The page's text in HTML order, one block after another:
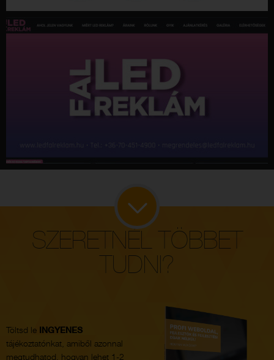
SZERETNÉL TÖBBET
TUDNI?
Töltsd le INGYENES
tájékoztatónkat, amiből azonnal